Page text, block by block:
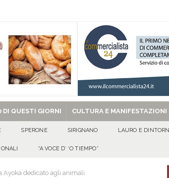
dalla tutela della vita umana” CULTURA E
in Italia CULTURA E MANIFESTAZIONI
il Martirio di san Giovanni Battista e santa Sabina
DI QUESTI GIORNI CULTURA E MANIFESTAZIONI
SPERONE SIRIGNANO LAURO E DINTORNI
“A VOCE D’ ‘O TIEMPO”
Ayoka dedicato agli animali